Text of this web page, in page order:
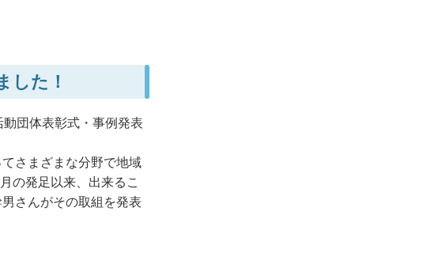
した！
団体表彰式・事例発表
さまざまな分野で地域
の発足以来、出来るこ
さんがその取組を発表